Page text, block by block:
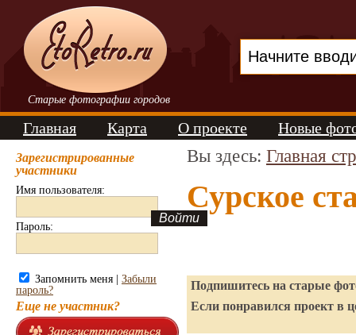
Старые фотографии городов
Главная Карта О проекте Новые
Зарегистрированные
участники
Имя пользователя:
Пароль:
Запомнить меня | Забыли
пароль?
Еще не участник?
Вы здесь: Главная
Сурское
Подпишитесь на старые
Если понравился проект в